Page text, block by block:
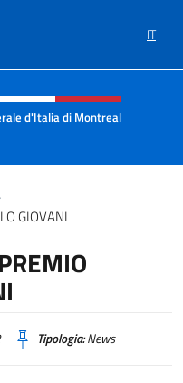
IT
e menù
d'Italia di Montreal
GIOVANI
Tipologia:News